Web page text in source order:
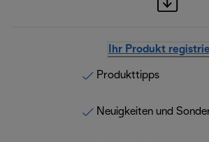
Ihr Produkt
Produkttipps
Neuigkeiten und